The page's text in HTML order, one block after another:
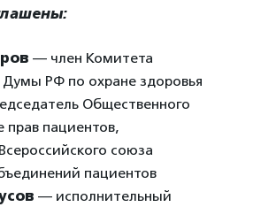
— член Комитета
Думы РФ по охране здоровья
Общественного
прав пациентов,
союза
пациентов
— исполнительный